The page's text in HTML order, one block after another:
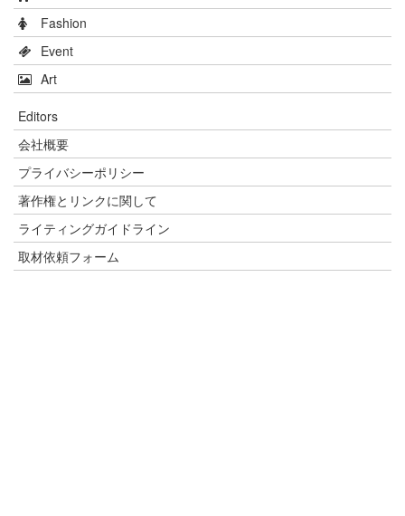
Fashion
Event
Art
Editors
会社概要
プライバシーポリシー
著作権とリンクに関して
ライティングガイドライン
取材依頼フォーム